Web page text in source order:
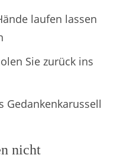
laufen lassen
Sie zurück ins
Gedankenkarussell
nicht